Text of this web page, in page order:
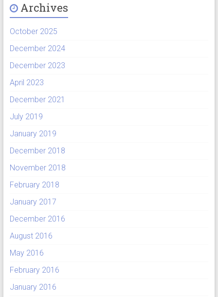
Archives
October 2025
December 2024
December 2023
April 2023
December 2021
July 2019
January 2019
December 2018
November 2018
February 2018
January 2017
December 2016
August 2016
May 2016
February 2016
January 2016